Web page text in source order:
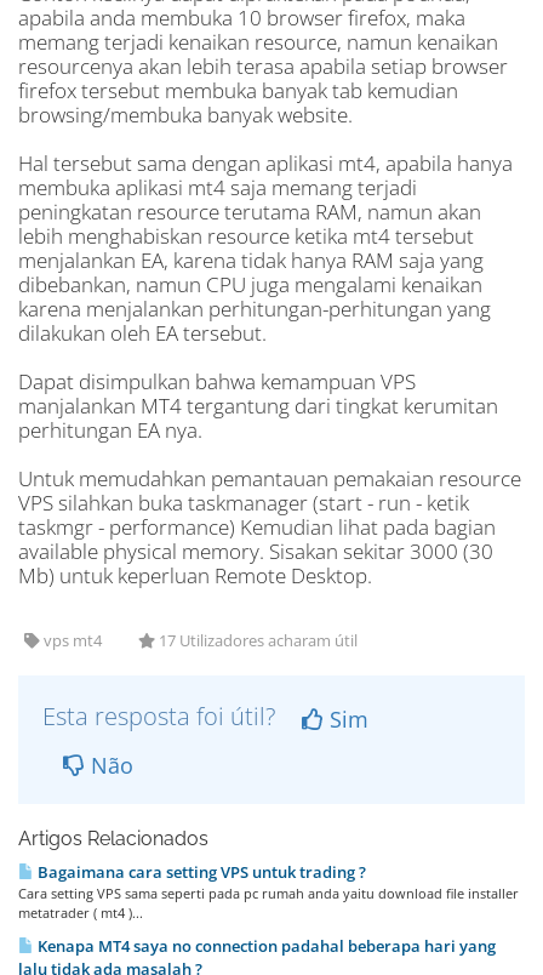
apabila anda membuka 10 browser firefox, maka
memang terjadi kenaikan resource, namun kenaikan
resourcenya akan lebih terasa apabila setiap browser
firefox tersebut membuka banyak tab kemudian
browsing/membuka banyak website.
Hal tersebut sama dengan aplikasi mt4, apabila hanya
membuka aplikasi mt4 saja memang terjadi
peningkatan resource terutama RAM, namun akan
lebih menghabiskan resource ketika mt4 tersebut
menjalankan EA, karena tidak hanya RAM saja yang
dibebankan, namun CPU juga mengalami kenaikan
karena menjalankan perhitungan-perhitungan yang
dilakukan oleh EA tersebut.
Dapat disimpulkan bahwa kemampuan VPS
manjalankan MT4 tergantung dari tingkat kerumitan
perhitungan EA nya.
Untuk memudahkan pemantauan pemakaian resource
VPS silahkan buka taskmanager (start - run - ketik
taskmgr - performance) Kemudian lihat pada bagian
available physical memory. Sisakan sekitar 3000 (30
Mb) untuk keperluan Remote Desktop.
vps mt4 17 Utilizadores acharam útil
Esta resposta foi útil?
Sim
Não
Artigos Relacionados
Bagaimana cara setting VPS untuk trading ?
Cara setting VPS sama seperti pada pc rumah anda yaitu download file installer
metatrader ( mt4 )...
Kenapa MT4 saya no connection padahal beberapa hari yang
lalu tidak ada masalah ?